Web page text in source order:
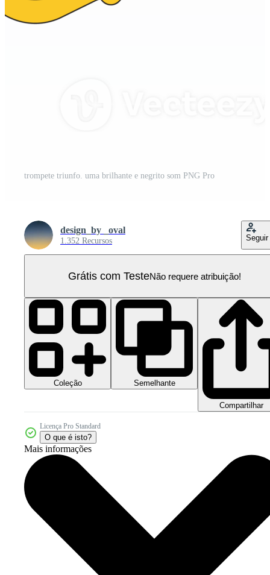
trompete triunfo. uma brilhante e negrito som PNG Pro
design_by _oval
1.352 Recursos Seguir
Grátis com TesteNão requere atribuição!
Coleção Semelhante
Compartilhar
Licença Pro Standard
O que é isto?
Mais informações